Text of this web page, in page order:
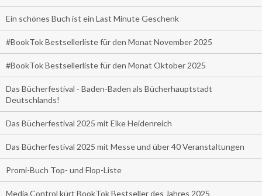
Ein schönes Buch ist ein Last Minute Geschenk
#BookTok Bestsellerliste für den Monat November 2025
#BookTok Bestsellerliste für den Monat Oktober 2025
Das Bücherfestival - Baden-Baden als Bücherhauptstadt
Deutschlands!
Das Bücherfestival 2025 mit Elke Heidenreich
Das Bücherfestival 2025 mit Messe und über 40 Veranstaltungen
Promi-Buch Top- und Flop-Liste
Media Control kürt BookTok Bestseller des Jahres 2025